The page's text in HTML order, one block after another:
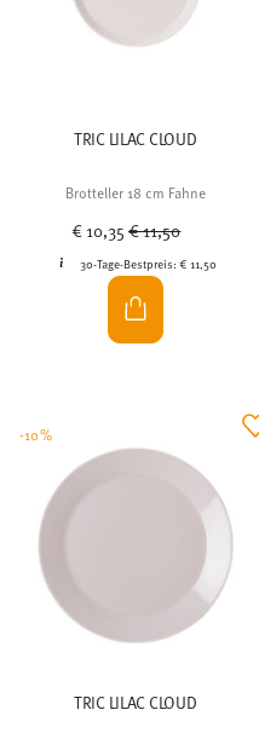
TRIC LILAC CLOUD
Brotteller 18 cm Fahne
€ 10,35Price reduced from
€ 11,50
30-Tage-Bestpreis:€ 11,50
TRIC LILAC CLOUD
-10%